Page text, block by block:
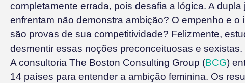
completamente errada, pois desafia a lógica. A
enfrentam não demonstra ambição? O empenho e
são provas de sua competitividade? Felizmente,
desmentir essas noções preconceituosas e sexistas.
A consultoria The Boston Consulting Group (BCG)
14 países para entender a ambição feminina. Os